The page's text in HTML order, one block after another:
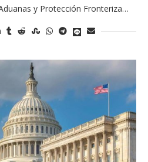
y Protección Fronteriza…